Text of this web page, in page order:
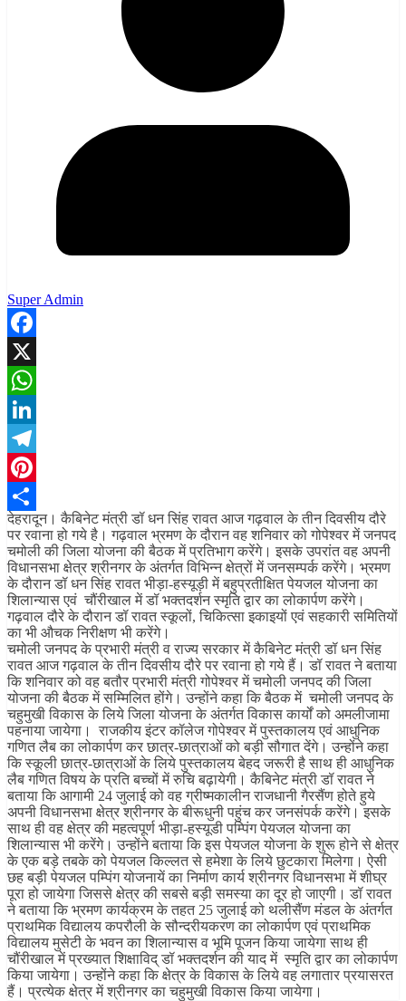
Super Admin
Facebook
X
WhatsApp
LinkedIn
Telegram
Pinterest
Share
देहरादून। कैबिनेट मंत्री डॉ धन सिंह रावत आज गढ़वाल के तीन दिवसीय दौरे
पर रवाना हो गये है। गढ़वाल भ्रमण के दौरान वह शनिवार को गोपेश्वर में जनपद
चमोली की जिला योजना की बैठक में प्रतिभाग करेंगे। इसके उपरांत वह अपनी
विधानसभा क्षेत्र श्रीनगर के अंतर्गत विभिन्न क्षेत्रों में जनसम्पर्क करेंगे। भ्रमण
के दौरान डॉ धन सिंह रावत भीड़ा-हस्यूड़ी में बहुप्रतीक्षित पेयजल योजना का
शिलान्यास एवं चौंरीखाल में डॉ भक्तदर्शन स्मृति द्वार का लोकार्पण करेंगे।
गढ़वाल दौरे के दौरान डॉ रावत स्कूलों, चिकित्सा इकाइयों एवं सहकारी समितियों
का भी औचक निरीक्षण भी करेंगे।
चमोली जनपद के प्रभारी मंत्री व राज्य सरकार में कैबिनेट मंत्री डॉ धन सिंह
रावत आज गढ़वाल के तीन दिवसीय दौरे पर रवाना हो गये हैं। डॉ रावत ने बताया
कि शनिवार को वह बतौर प्रभारी मंत्री गोपेश्वर में चमोली जनपद की जिला
योजना की बैठक में सम्मिलित होंगे। उन्होंने कहा कि बैठक में चमोली जनपद के
चहुमुखी विकास के लिये जिला योजना के अंतर्गत विकास कार्यों को अमलीजामा
पहनाया जायेगा। राजकीय इंटर कॉलेज गोपेश्वर में पुस्तकालय एवं आधुनिक
गणित लैब का लोकार्पण कर छात्र-छात्राओं को बड़ी सौगात देंगे। उन्होंने कहा
कि स्कूली छात्र-छात्राओं के लिये पुस्तकालय बेहद जरूरी है साथ ही आधुनिक
लैब गणित विषय के प्रति बच्चों में रुचि बढ़ायेगी। कैबिनेट मंत्री डॉ रावत ने
बताया कि आगामी 24 जुलाई को वह ग्रीष्मकालीन राजधानी गैरसैंण होते हुये
अपनी विधानसभा क्षेत्र श्रीनगर के बीरूधुनी पहुंच कर जनसंपर्क करेंगे। इसके
साथ ही वह क्षेत्र की महत्वपूर्ण भीड़ा-हस्यूडी पम्पिंग पेयजल योजना का
शिलान्यास भी करेंगे। उन्होंने बताया कि इस पेयजल योजना के शुरू होने से क्षेत्र
के एक बड़े तबके को पेयजल किल्लत से हमेशा के लिये छुटकारा मिलेगा। ऐसी
छह बड़ी पेयजल पम्पिंग योजनायें का निर्माण कार्य श्रीनगर विधानसभा में शीघ्र
पूरा हो जायेगा जिससे क्षेत्र की सबसे बड़ी समस्या का दूर हो जाएगी। डॉ रावत
ने बताया कि भ्रमण कार्यक्रम के तहत 25 जुलाई को थलीसैंण मंडल के अंतर्गत
प्राथमिक विद्यालय कपरौली के सौन्दरीयकरण का लोकार्पण एवं प्राथमिक
विद्यालय मुसेटी के भवन का शिलान्यास व भूमि पूजन किया जायेगा साथ ही
चौंरीखाल में प्रख्यात शिक्षाविद् डॉ भक्तदर्शन की याद में स्मृति द्वार का लोकार्पण
किया जायेगा। उन्होंने कहा कि क्षेत्र के विकास के लिये वह लगातार प्रयासरत
हैं। प्रत्येक क्षेत्र में श्रीनगर का चहुमुखी विकास किया जायेगा।